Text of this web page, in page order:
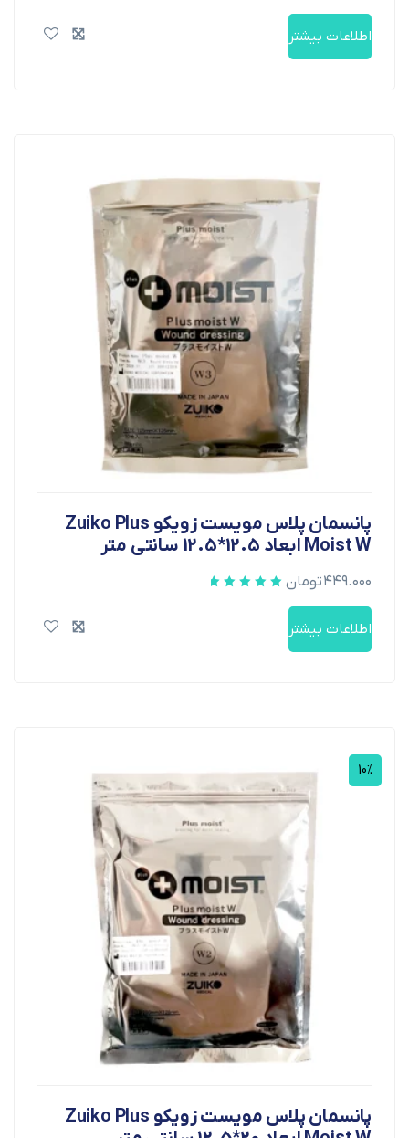
اطلاعات بیشتر
پانسمان پلاس مویست زویکو Zuiko Plus
Moist W ابعاد 12.5*12.5 سانتی متر
۴۴۹.۰۰۰تومان
اطلاعات بیشتر
پانسمان پلاس مویست زویکو Zuiko Plus